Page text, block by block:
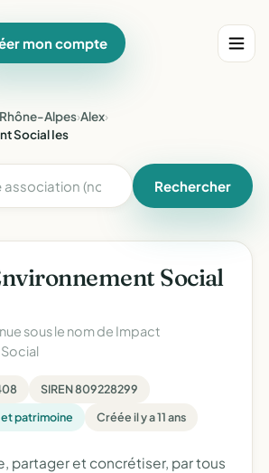
mon compte
Alpes›Alex›
Social Ies
Rechercher
Social
sous le nom de Impact
SIREN 809228299
patrimoine
Créée il y a 11 ans
partager et concrétiser, par tous